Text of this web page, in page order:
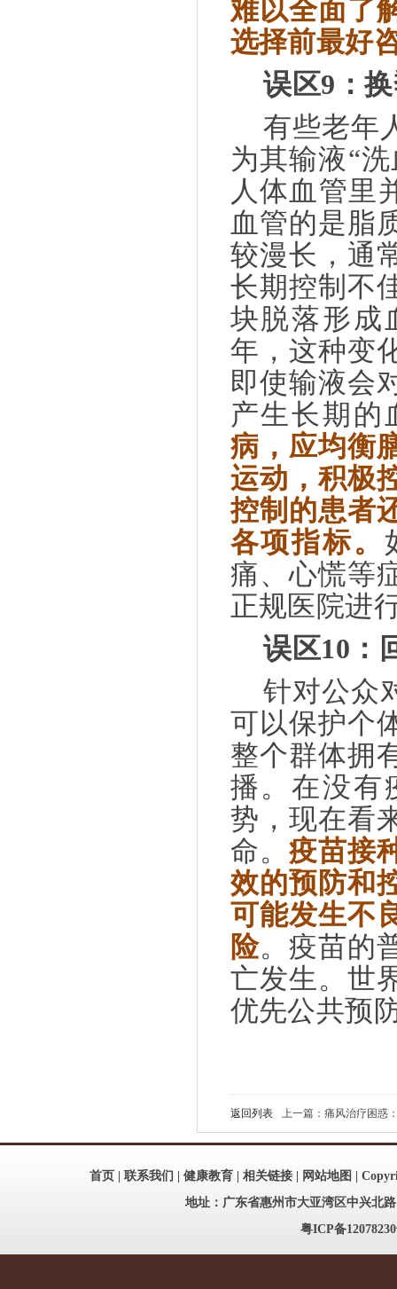
难以全面了
选择前最好
误区9 ：
有些老年
为其输液“
人体血管里
血管的是脂
较漫长，通
长期控制不
块脱落形成
年，这种变
即使输液会
产生长期的
病，应均衡
运动，积极
控制的患者
各项指标。
痛、心慌等
正规医院进
误区10 ：
针对公众
可以保护个
整个群体拥
播。在没有
势，现在看
命。 疫苗接
效的预防和
可能发生不
险。疫苗的
亡发生。世
优先公共预
返回列表 上一篇：痛风治疗困惑
首页| 联系我们 健康教育| 相关链接| 网站地图 |
地址：广东省惠州市大亚湾区中兴北
粤ICP备